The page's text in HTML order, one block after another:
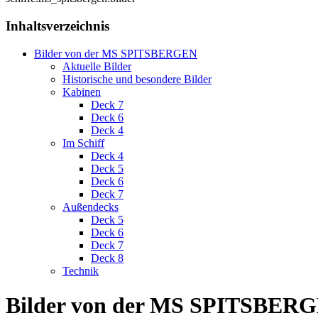
Inhaltsverzeichnis
Bilder von der MS SPITSBERGEN
Aktuelle Bilder
Historische und besondere Bilder
Kabinen
Deck 7
Deck 6
Deck 4
Im Schiff
Deck 4
Deck 5
Deck 6
Deck 7
Außendecks
Deck 5
Deck 6
Deck 7
Deck 8
Technik
Bilder von der MS